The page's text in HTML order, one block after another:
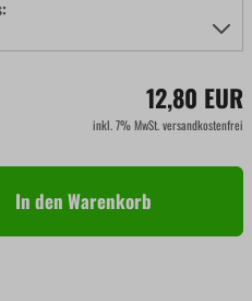
12,80 EUR
inkl. 7% MwSt. versandkostenfrei
In den Warenkorb